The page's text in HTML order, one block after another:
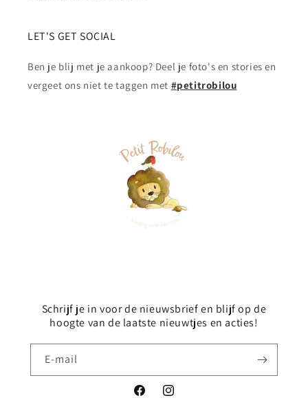
LET'S GET SOCIAL
Ben je blij met je aankoop? Deel je foto's en stories en
vergeet ons niet te taggen met #petitrobilou
Schrijf je in voor de nieuwsbrief en blijf op de
hoogte van de laatste nieuwtjes en acties!
E‑mail
FacebookInstagram